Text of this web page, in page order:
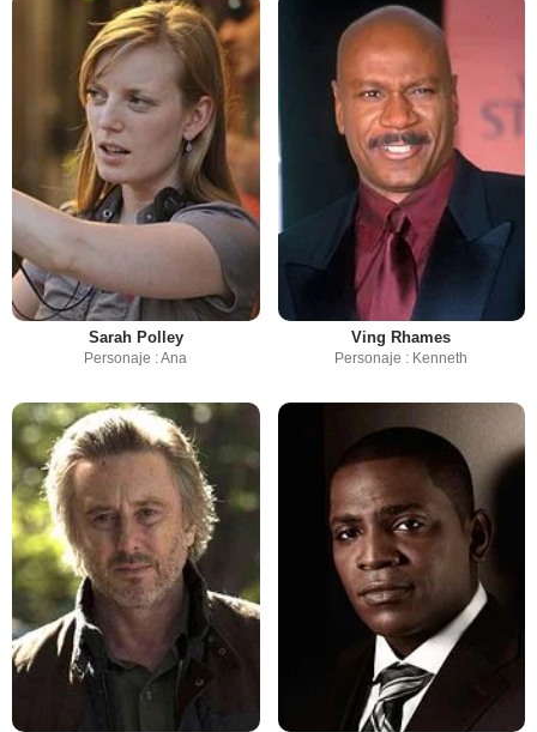
Sarah Polley
Personaje : Ana
Ving Rhames
Personaje : Kenneth